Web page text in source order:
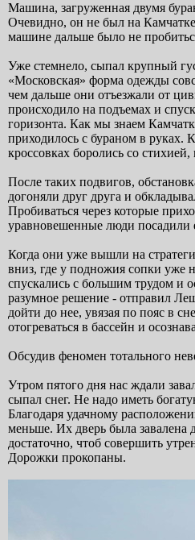
Машина, загруженная двумя
Очевидно, он не был на
машине дальше было не
Уже стемнело, сыпал крупный
«Московская» форма одежды
чем дальше они отъезжали от
происходило на подъемах и
горизонта. Как мы знаем
приходилось с бураном в руках.
кроссовках боролись со
После таких подвигов,
догоняли друг друга и
Пробиваться через которые
уравновешенные люди посадили
Когда они уже вышли на
вниз, где у подножия сопки уже
спускались с большим трудом и
разумное решение - отправил
дойти до нее, увязая по пояс в
отогреваться в бассейн и
Обсудив феномен тотального
Утром пятого дня нас ждали
сыпал снег. Не надо иметь
Благодаря удачному
меньше. Их дверь была завалена
достаточно, чтоб совершить
Дорожки прокопаны.